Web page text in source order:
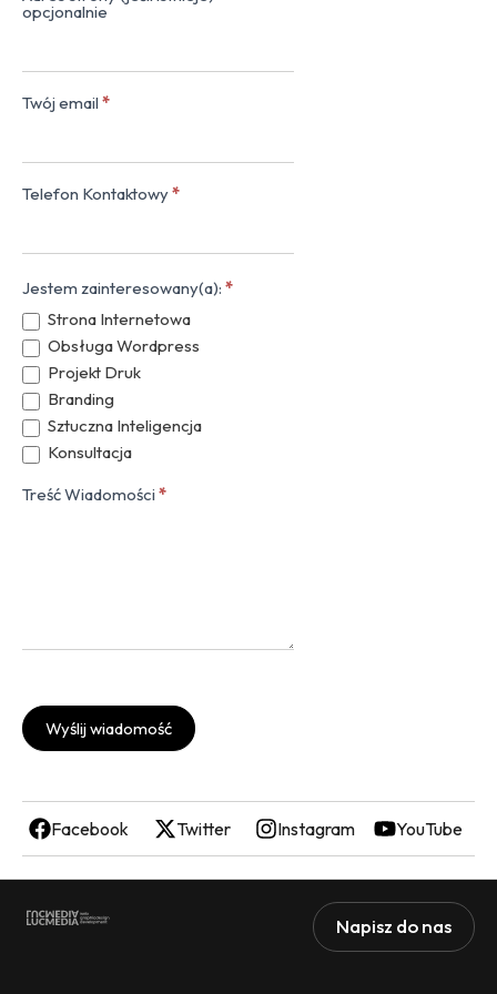
opcjonalnie
Twój email *
Telefon Kontaktowy*
Jestem zainteresowany(a): *
Strona Internetowa
Obsługa Wordpress
Projekt Druk
Branding
Sztuczna Inteligencja
Konsultacja
Treść Wiadomości *
Wyślij wiadomość
Facebook Twitter Instagram YouTube
Napisz do nas